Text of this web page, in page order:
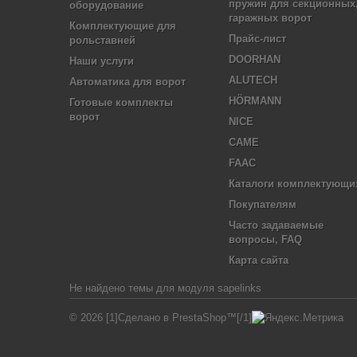
оборудование
Комплектующие для
рольставней
Наши услуги
Автоматика для ворот
Готовые комплекты
ворот
пружин для
гаражных ворот
Прайс-лист
DOORHAN
ALUTECH
HÖRMANN
NICE
CAME
FAAC
Каталоги
Покупателям
Часто задаваемые
вопросы, FAQ
Карта сайта
© 2026 [1]Сделано в PrestaShop™[/1]
Не найдено темы для модуля sapelinks